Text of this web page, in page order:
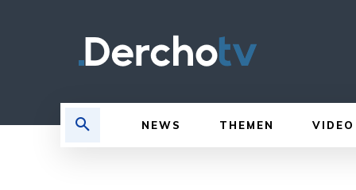
NEWS THEMEN VIDEO